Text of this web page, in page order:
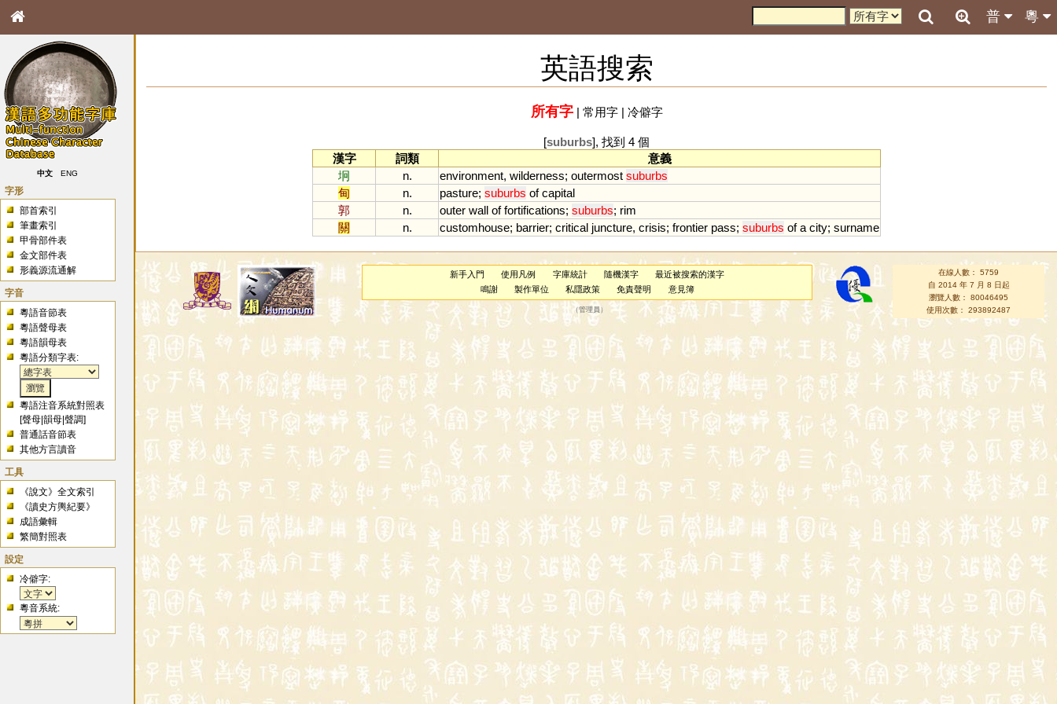
粵
普
中文 ENG
字形
部首索引
筆畫索引
甲骨部件表
金文部件表
形義源流通解
字音
粵語音節表
粵語聲母表
粵語韻母表
粵語分類字表:
粵語注音系統對照表
[聲母 |韻母 |聲調]
普通話音節表
其他方言讀音
工具
《說文》全文索引
《讀史方輿紀要》
成語彙輯
繁簡對照表
設定
冷僻字:
粵音系統:
英語搜索
所有字| 常用字| 冷僻字
[suburbs], 找到 4 個
漢字
詞類
意義
坰
n. environment, wilderness; outermost suburbs
甸
n. pasture; suburbs of capital
郭
n. outer wall of fortifications; suburbs; rim
關
n. customhouse; barrier; critical juncture, crisis; frontier pass; suburbs of a city; surname
新手入門 使用凡例 字庫統計 隨機漢字
最近被搜索的漢字
鳴謝
製作單位 私隱政策 免責聲明 意見簿
（管理員 ）
在線人數： 5759
自 2014 年 7 月 8 日起
瀏覽人數： 80046495
使用次數： 293892487